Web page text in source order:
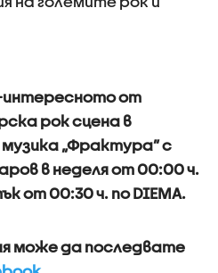
интересното от
рок сцена в
„Фрактура” с
в неделя от 00:00 ч.
от 00:30 ч. по DIEMA.
може да последвате